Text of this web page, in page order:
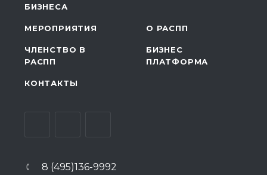
БИЗНЕСА
МЕРОПРИЯТИЯ О РАСПП
ЧЛЕНСТВО В
РАСПП
БИЗНЕС
ПЛАТФОРМА
КОНТАКТЫ
8 (495)136-9992